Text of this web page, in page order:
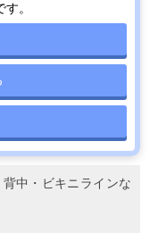
。
中・ビキニラインな